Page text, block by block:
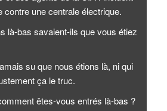
contre une centrale électrique.
là-bas savaient-ils que vous étiez
su que nous étions là, ni qui
ça le truc.
êtes-vous entrés là-bas ?